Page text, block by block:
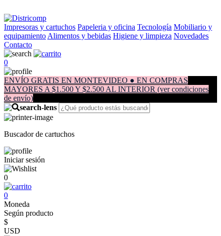
Impresoras y cartuchos Papeleria y oficina Tecnología Mobiliario y
equipamiento Alimentos y bebidas Higiene y limpieza Novedades
Contacto
0
ENVÍO GRATIS EN MONTEVIDEO ● EN COMPRAS
MAYORES A $1.500 Y $2.500 AL INTERIOR (ver condiciones
de envío)
Buscador de cartuchos
Iniciar sesión
0
0
Moneda
Según producto
$
USD